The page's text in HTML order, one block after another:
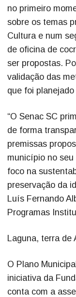
no primeiro
sobre os temas
Cultura e num
de oficina de
ser propostas.
validação das
que foi
“O Senac SC
de forma
premissas
município no
foco na
preservação da
Luís Fernando
Programas
Laguna, terra de
O Plano
iniciativa da
conta com a